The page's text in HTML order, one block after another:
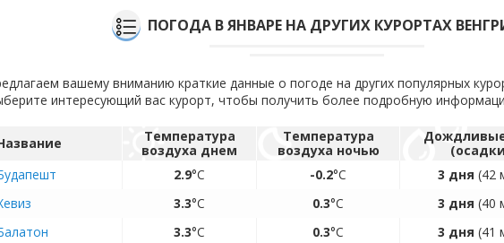
ПОГОДА В ЯНВАРЕ НА ДРУГИХ КУРОРТАХ
вашему вниманию краткие данные о погоде на других популярных
интересующий вас курорт, чтобы получить более подробную
Температура
воздуха днем
Температура
воздуха ночью
2.9°C -0.2°C 3 дня (42
3.3°C 0.3°C 3 дня (40
3.3°C 0.3°C 3 дня (41